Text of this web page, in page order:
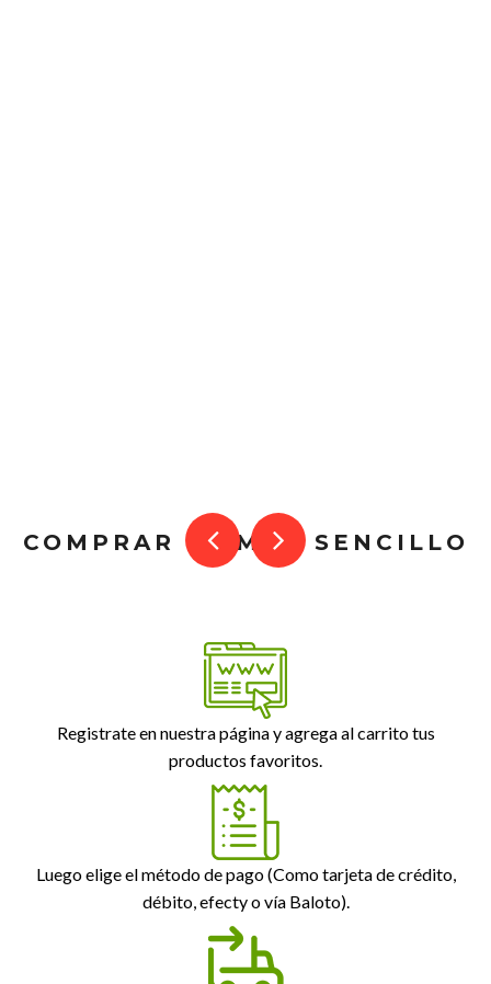
COMPRAR ES MUY SENCILLO
Registrate en nuestra página y agrega al carrito tus
productos favoritos.
Luego elige el método de pago (Como tarjeta de crédito,
débito, efecty o vía Baloto).